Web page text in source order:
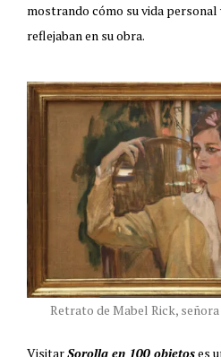
mostrando cómo su vida personal
reflejaban en su obra.
Retrato de Mabel Rick, señora
VisitarSorolla en 100 objetoses